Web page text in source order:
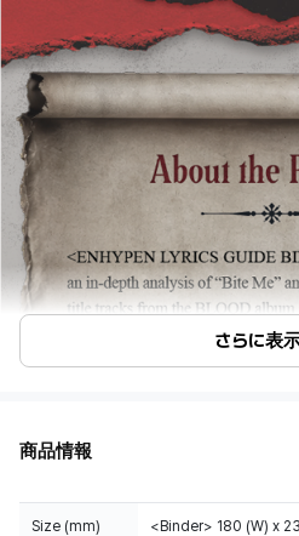
さらに表
商品情報
Size (mm)
<Binder> 180 (W) x